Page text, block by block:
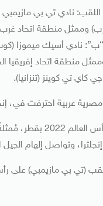
نادي تي بي مازيمبي
وممثل منطقة اتحاد
نادي أسيك ميموزا
وممثل منطقة اتحاد
كاي تي كوينز (تنزانيا).
عربية احترفت في،
شغلت، سارة عصام،
وتواصل إلهام الجيل
(تي بي مازيمبي) على رأس